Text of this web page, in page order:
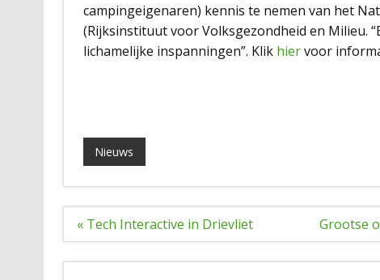
campingeigenaren) kennis te nemen van het
(Rijksinstituut voor Volksgezondheid en Milieu.
lichamelijke inspanningen”. Klik hiervoor
Nieuws
Bericht
« Tech Interactive in Drievliet Grootse